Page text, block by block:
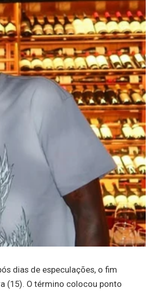
dias de especulações, o fim
(15). O término colocou ponto